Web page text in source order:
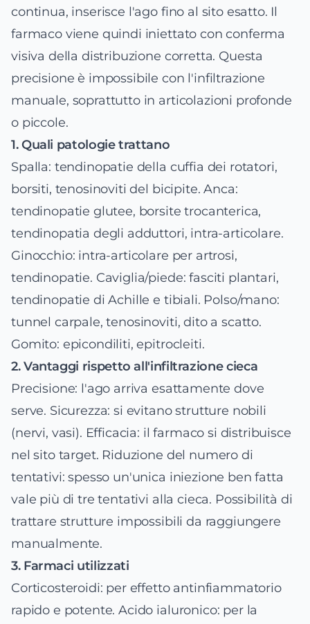
continua, inserisce l'ago fino al sito esatto. Il
farmaco viene quindi iniettato con conferma
visiva della distribuzione corretta. Questa
precisione è impossibile con l'infiltrazione
manuale, soprattutto in articolazioni profonde
o piccole.
1. Quali patologie trattano
Spalla: tendinopatie della cuffia dei rotatori,
borsiti, tenosinoviti del bicipite. Anca:
tendinopatie glutee, borsite trocanterica,
tendinopatia degli adduttori, intra-articolare.
Ginocchio: intra-articolare per artrosi,
tendinopatie. Caviglia/piede: fasciti plantari,
tendinopatie di Achille e tibiali. Polso/mano:
tunnel carpale, tenosinoviti, dito a scatto.
Gomito: epicondiliti, epitrocleiti.
2. Vantaggi rispetto all'infiltrazione cieca
Precisione: l'ago arriva esattamente dove
serve. Sicurezza: si evitano strutture nobili
(nervi, vasi). Efficacia: il farmaco si distribuisce
nel sito target. Riduzione del numero di
tentativi: spesso un'unica iniezione ben fatta
vale più di tre tentativi alla cieca. Possibilità di
trattare strutture impossibili da raggiungere
manualmente.
3. Farmaci utilizzati
Corticosteroidi: per effetto antinfiammatorio
rapido e potente. Acido ialuronico: per la